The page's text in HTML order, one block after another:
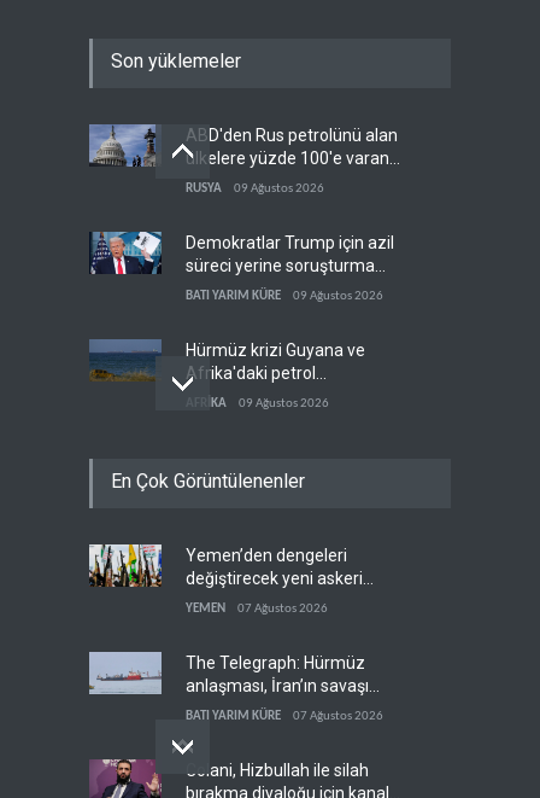
Son yüklemeler
ABD'den Rus petrolünü alan
ülkelere yüzde 100'e varan
gümrük vergisi
RUSYA 09 Ağustos 2026
Demokratlar Trump için azil
süreci yerine soruşturma
hazırlıyor
BATI YARIM KÜRE 09 Ağustos 2026
Hürmüz krizi Guyana ve
Afrika'daki petrol
üreticilerine yaradı
AFRİKA 09 Ağustos 2026
21 gün süre verdi
Normalleşme nedir?
En Çok Görüntülenenler
Yemen’den dengeleri
değiştirecek yeni askeri
denklem
YEMEN 07 Ağustos 2026
The Telegraph: Hürmüz
anlaşması, İran’ın savaşı
kazandığını gösteriyor
BATI YARIM KÜRE 07 Ağustos 2026
Colani, Hizbullah ile silah
bırakma diyaloğu için kanal